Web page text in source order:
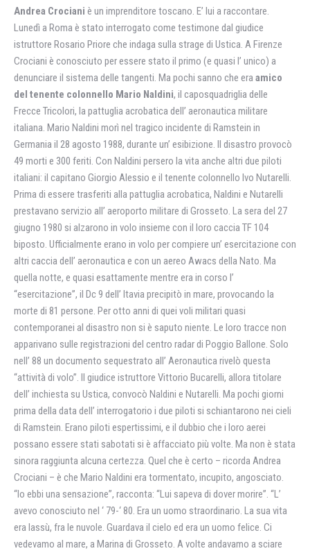
Andrea Crociani è un imprenditore toscano. E’ lui a raccontare.
Lunedì a Roma è stato interrogato come testimone dal giudice
istruttore Rosario Priore che indaga sulla strage di Ustica. A Firenze
Crociani è conosciuto per essere stato il primo (e quasi l’ unico) a
denunciare il sistema delle tangenti. Ma pochi sanno che era amico
del tenente colonnello Mario Naldini, il caposquadriglia delle
Frecce Tricolori, la pattuglia acrobatica dell’ aeronautica militare
italiana. Mario Naldini morì nel tragico incidente di Ramstein in
Germania il 28 agosto 1988, durante un’ esibizione. Il disastro provocò
49 morti e 300 feriti. Con Naldini persero la vita anche altri due piloti
italiani: il capitano Giorgio Alessio e il tenente colonnello Ivo Nutarelli.
Prima di essere trasferiti alla pattuglia acrobatica, Naldini e Nutarelli
prestavano servizio all’ aeroporto militare di Grosseto. La sera del 27
giugno 1980 si alzarono in volo insieme con il loro caccia TF 104
biposto. Ufficialmente erano in volo per compiere un’ esercitazione con
altri caccia dell’ aeronautica e con un aereo Awacs della Nato. Ma
quella notte, e quasi esattamente mentre era in corso l’
“esercitazione”, il Dc 9 dell’ Itavia precipitò in mare, provocando la
morte di 81 persone. Per otto anni di quei voli militari quasi
contemporanei al disastro non si è saputo niente. Le loro tracce non
apparivano sulle registrazioni del centro radar di Poggio Ballone. Solo
nell’ 88 un documento sequestrato all’ Aeronautica rivelò questa
“attività di volo”. Il giudice istruttore Vittorio Bucarelli, allora titolare
dell’ inchiesta su Ustica, convocò Naldini e Nutarelli. Ma pochi giorni
prima della data dell’ interrogatorio i due piloti si schiantarono nei cieli
di Ramstein. Erano piloti espertissimi, e il dubbio che i loro aerei
possano essere stati sabotati si è affacciato più volte. Ma non è stata
sinora raggiunta alcuna certezza. Quel che è certo – ricorda Andrea
Crociani – è che Mario Naldini era tormentato, incupito, angosciato.
“Io ebbi una sensazione”, racconta: “Lui sapeva di dover morire”. “L’
avevo conosciuto nel ‘ 79-‘ 80. Era un uomo straordinario. La sua vita
era lassù, fra le nuvole. Guardava il cielo ed era un uomo felice. Ci
vedevamo al mare, a Marina di Grosseto. A volte andavamo a sciare